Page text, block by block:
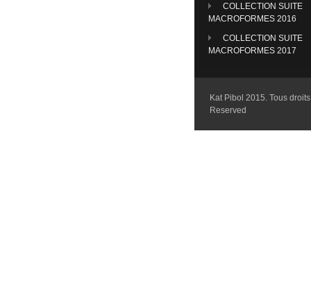
COLLECTION SUITE
MACROFORMES 2016
COLLECTION SUITE
MACROFORMES 2017
Kat Pibol 2015. Tous
Reserved